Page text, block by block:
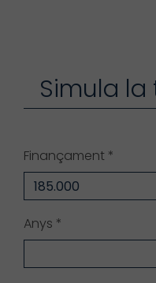
Simula
Finançament *
Anys *